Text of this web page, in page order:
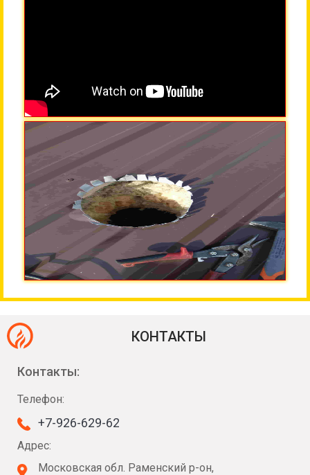
КОНТАКТЫ
Контакты:
Телефон:
+7-926-629-62
Адрес:
Московская обл. Раменский р-он,